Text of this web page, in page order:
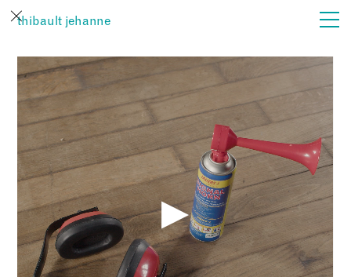
actualités
film
son
vues
…
thibault jehanne